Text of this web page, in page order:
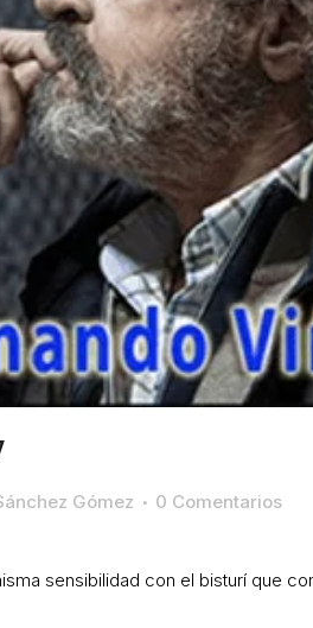
Gómez 0 Comentarios
sensibilidad con el bisturí que